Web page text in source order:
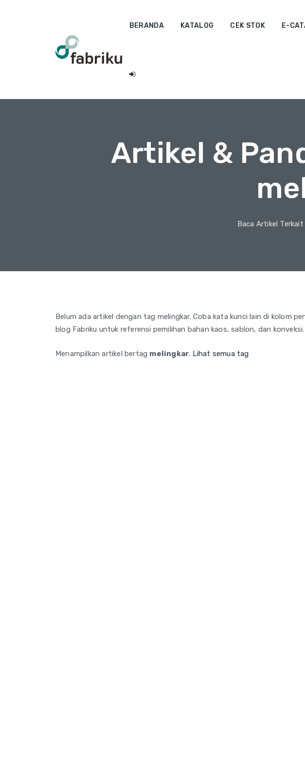
BERANDA KATALOG CEK STOK E-
Artikel &
Baca Artikel
Belum ada artikel dengan tag melingkar. Coba kata kunci lain di kolom
blog Fabriku untuk referensi pemilihan bahan kaos, sablon, dan konveksi.
Menampilkan artikel bertag melingkar. Lihat semua tag